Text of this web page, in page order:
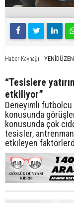
Haber Kaynağı YENİDÜZEN
“Tesislere
etkiliyor”
Deneyimli
konusunda
konusunda çok
tesisler,
etkileyen